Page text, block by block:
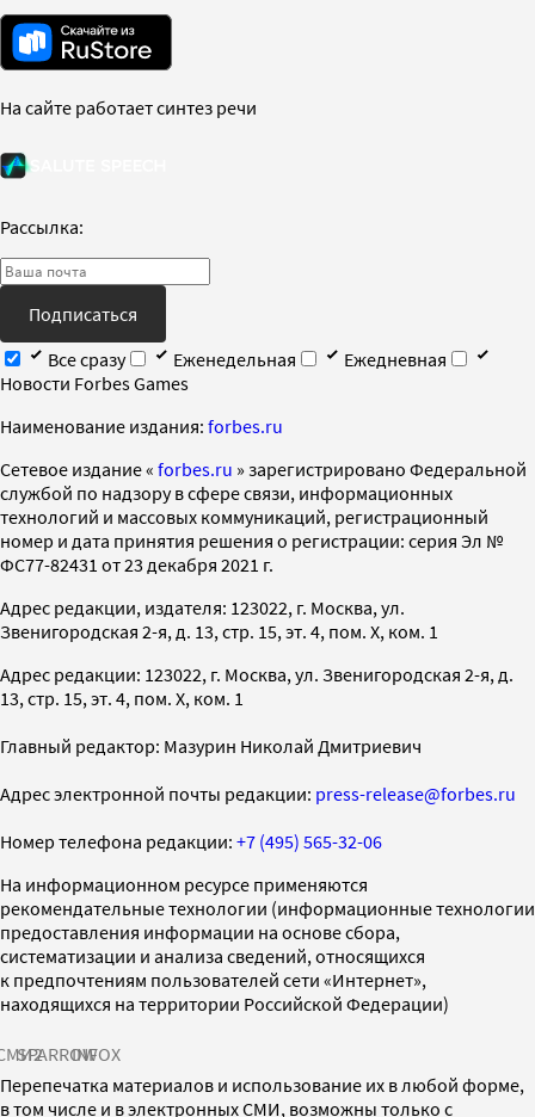
На сайте работает синтез речи
Рассылка:
Подписаться
Все сразу
Еженедельная
Ежедневная
Новости Forbes Games
Наименование издания: forbes.ru
Cетевое издание « forbes.ru » зарегистрировано Федеральной
службой по надзору в сфере связи, информационных
технологий и массовых коммуникаций, регистрационный
номер и дата принятия решения о регистрации: серия Эл №
ФС77-82431 от 23 декабря 2021 г.
Адрес редакции, издателя: 123022, г. Москва, ул.
Звенигородская 2-я, д. 13, стр. 15, эт. 4, пом. X, ком. 1
Адрес редакции: 123022, г. Москва, ул. Звенигородская 2-я, д.
13, стр. 15, эт. 4, пом. X, ком. 1
Главный редактор: Мазурин Николай Дмитриевич
Адрес электронной почты редакции: press-release@forbes.ru
Номер телефона редакции: +7 (495) 565-32-06
На информационном ресурсе применяются
рекомендательные технологии (информационные технологии
предоставления информации на основе сбора,
систематизации и анализа сведений, относящихся
к предпочтениям пользователей сети «Интернет»,
находящихся на территории Российской Федерации)
SPARROWINFOX
Перепечатка материалов и использование их в любой форме,
в том числе и в электронных СМИ, возможны только с